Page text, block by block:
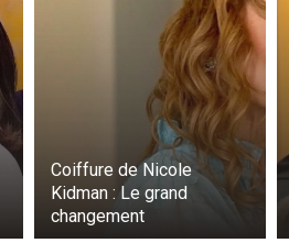
Coiffure de Nicole
Kidman : Le grand
changement